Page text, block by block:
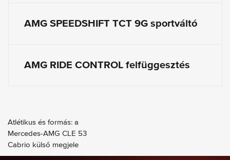
AMG SPEEDSHIFT TCT 9G sportváltó
AMG RIDE CONTROL felfüggesztés
Atlétikus és formás: a
Mercedes-AMG CLE 53
Cabrio külső megjele